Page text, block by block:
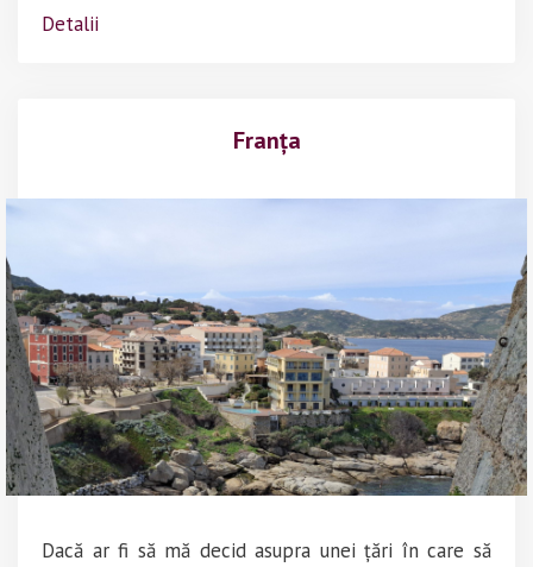
Detalii
Franța
Dacă ar fi să mă decid asupra unei țări în care să